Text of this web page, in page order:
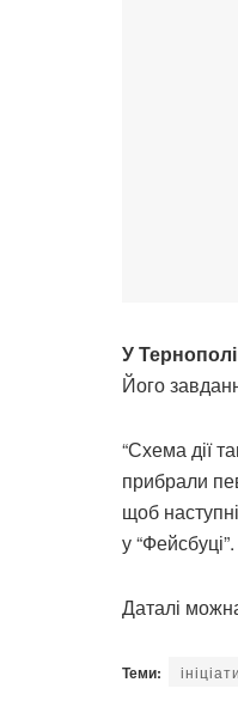
У
Його
“Схема дії
прибрали
щоб
у “Фейсбуці”.
Даталі
Теми: